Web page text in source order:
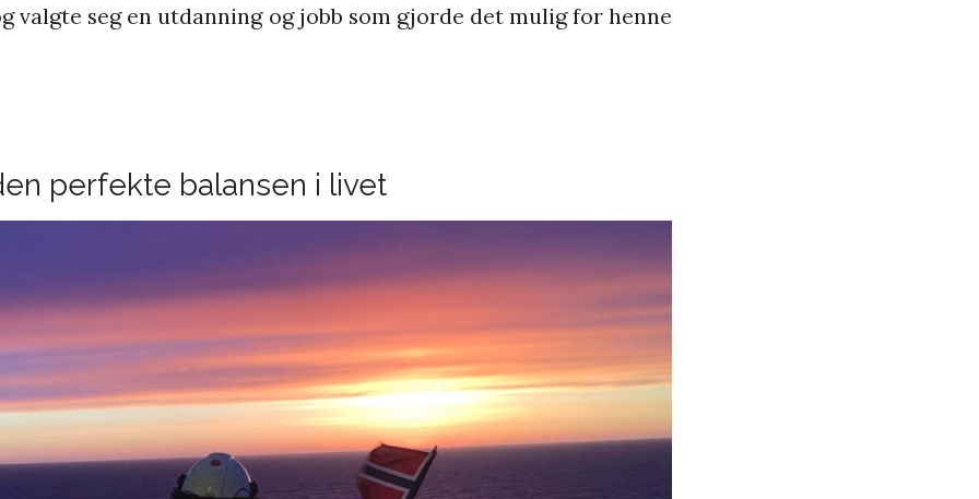
valgte seg en utdanning og jobb som gjorde det mulig for henne
perfekte balansen i livet